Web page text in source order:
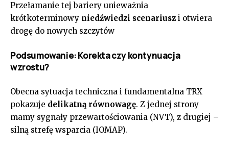
Przełamanie tej bariery unieważnia
krótkoterminowy niedźwiedzi scenariusz i otwiera
drogę do nowych szczytów
Podsumowanie: Korekta czy kontynuacja
wzrostu?
Obecna sytuacja techniczna i fundamentalna TRX
pokazuje delikatną równowagę. Z jednej strony
mamy sygnały przewartościowania (NVT), z drugiej –
silną strefę wsparcia (IOMAP).